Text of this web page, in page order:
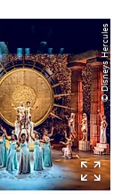
© Disneys Hercules